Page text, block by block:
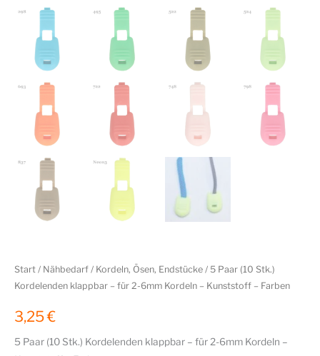
Start / Nähbedarf / Kordeln, Ösen, Endstücke / 5 Paar (10 Stk.)
Kordelenden klappbar – für 2-6mm Kordeln – Kunststoff – Farben
3,25€
5 Paar (10 Stk.) Kordelenden klappbar – für 2-6mm Kordeln –